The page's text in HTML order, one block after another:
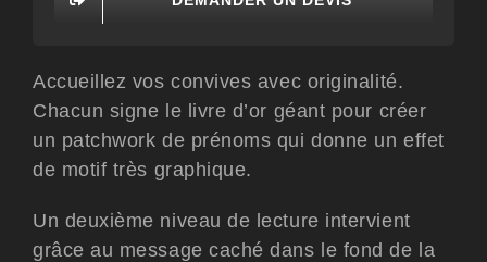
Accueillez vos convives avec originalité.
Chacun signe le livre d’or géant pour créer
un patchwork de prénoms qui donne un effet
de motif très graphique.
Un deuxième niveau de lecture intervient
grâce au message caché dans le fond de la